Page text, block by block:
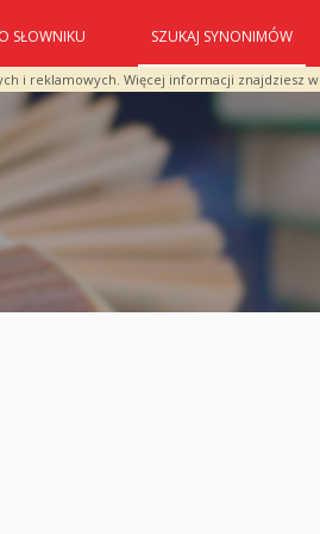
i reklamowych. Więcej informacji znajdziesz w
O SŁOWNIKU SZUKAJ SYNONIMÓW